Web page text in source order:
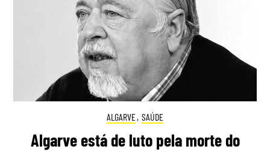
ALGARVE, SAÚDE
Algarve está de luto pela morte do